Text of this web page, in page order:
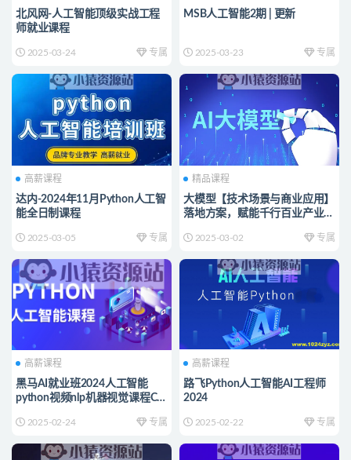
北风网-人工智能顶级实战工程
师就业课程
2025-03-24 专属
MSB人工智能2期 | 更新
2025-03-23 专属
高薪课程
达内-2024年11月Python人工智
能全日制课程
2025-03-05 专属
精品课程
大模型【技术场景与商业应用】
落地方案，赋能千行百业产业链
2025-03-02 专属
高薪课程
黑马AI就业班2024人工智能
python视频nlp机器视觉课程CV
2025-02-24 专属
高薪课程
路飞Python人工智能AI工程师
2024
2025-02-22 专属